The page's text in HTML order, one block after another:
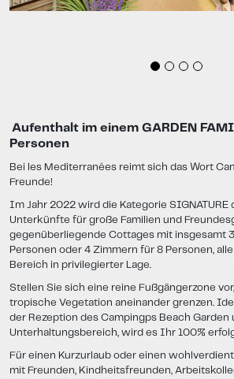
Aufenthalt im einem GARDEN
Personen
Bei les Mediterranées reimt sich das Wort
Freunde!
Im Jahr 2022 wird die Kategorie SIGNATURE
Unterkünfte für große Familien und
gegenüberliegende Cottages mit insgesamt
Personen oder 4 Zimmern für 8 Personen,
Bereich in privilegierter Lage.
Stellen Sie sich eine reine Fußgängerzone
tropische Vegetation aneinander grenzen.
der Rezeption des Campingps Beach Garden
Unterhaltungsbereich, wird es Ihr 100%
Für einen Kurzurlaub oder einen
mit Freunden, Kindheitsfreunden,